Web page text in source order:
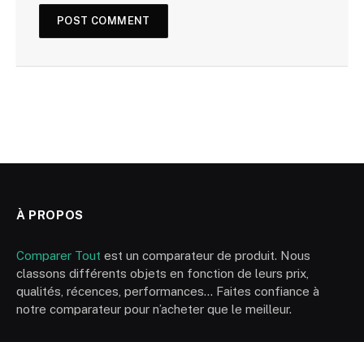
À PROPOS
Comparer Tout est un comparateur de produit. Nous
classons différents objets en fonction de leurs prix,
qualités, récences, performances… Faites confiance à
notre comparateur pour n’acheter que le meilleur.